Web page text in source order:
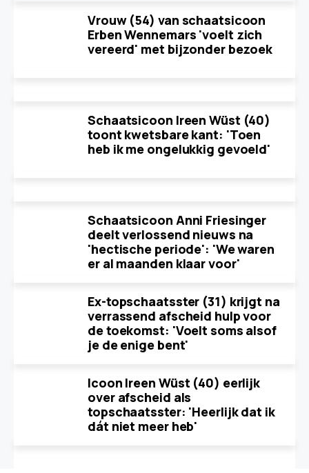
Vrouw (54) van schaatsicoon
Erben Wennemars 'voelt zich
vereerd' met bijzonder bezoek
Schaatsicoon Ireen Wüst (40)
toont kwetsbare kant: 'Toen
heb ik me ongelukkig gevoeld'
Schaatsicoon Anni Friesinger
deelt verlossend nieuws na
'hectische periode': 'We waren
er al maanden klaar voor'
Ex-topschaatsster (31) krijgt na
verrassend afscheid hulp voor
de toekomst: 'Voelt soms alsof
je de enige bent'
Icoon Ireen Wüst (40) eerlijk
over afscheid als
topschaatsster: 'Heerlijk dat ik
dát niet meer heb'